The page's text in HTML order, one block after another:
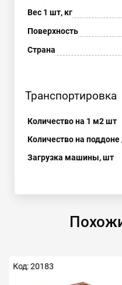
Вес 1 шт, кг
Поверхность
Страна
Транспортировка
Количество на 1 м2 шт
Количество на
Загрузка машины, шт
Код: 20183